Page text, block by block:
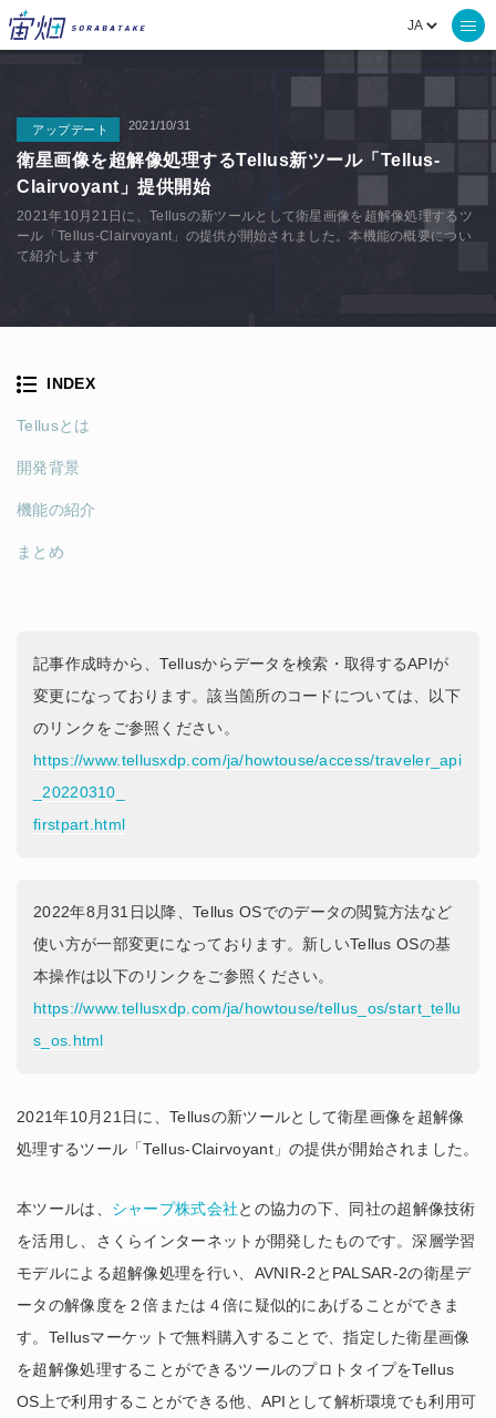
アップデート 2021/10/31
衛星画像を超解像処理するTellus新ツール「Tellus-
Clairvoyant」提供開始
2021年10月21日に、Tellusの新ツールとして衛星画像を超解像処理するツ
ール「Tellus-Clairvoyant」の提供が開始されました。本機能の概要につい
て紹介します
記事作成時から、Tellusからデータを検索・取得するAPIが
変更になっております。該当箇所のコードについては、以下
のリンクをご参照ください。
https://www.tellusxdp.com/ja/howtouse/access/traveler_api
_20220310_
firstpart.html
2022年8月31日以降、Tellus OSでのデータの閲覧方法など
使い方が一部変更になっております。新しいTellus OSの基
本操作は以下のリンクをご参照ください。
https://www.tellusxdp.com/ja/howtouse/tellus_os/start_tellu
s_os.html
2021年10月21日に、Tellusの新ツールとして衛星画像を超解像
処理するツール「Tellus-Clairvoyant」の提供が開始されました。
本ツールは、 シャープ株式会社との協力の下、同社の超解像技術
を活用し、さくらインターネットが開発したものです。深層学習
モデルによる超解像処理を行い、AVNIR-2とPALSAR-2の衛星デ
ータの解像度を２倍または４倍に疑似的にあげることができま
す。Tellusマーケットで無料購入することで、指定した衛星画像
を超解像処理することができるツールのプロトタイプをTellus
OS上で利用することができる他、APIとして解析環境でも利用可
INDEX
Tellusとは
開発背景
機能の紹介
まとめ